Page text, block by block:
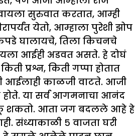
सुरुवात करतात, आम्ही
येतो, आम्हाला पुरेशी झोप
घालायचे, तिला किचनचे
आईही अडवत असते. हे दोघं
प्रश्न, किती गप्पा होतात
आईलाही काळजी वाटते. आजी
या सर्व आगमनाचा आनंद
शकतो. आता जग बदलले आहे हे
संध्याकाळी ५ वाजता घरी